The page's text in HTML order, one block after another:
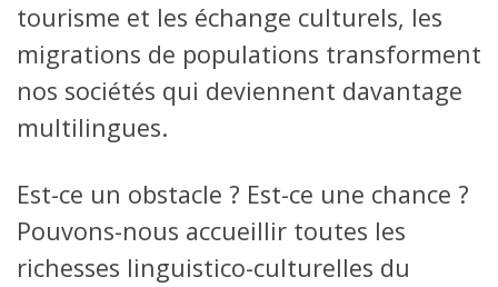
tourisme et les échange culturels, les
migrations de populations transforment
nos sociétés qui deviennent davantage
multilingues.
Est-ce un obstacle ? Est-ce une chance ?
Pouvons-nous accueillir toutes les
richesses linguistico-culturelles du